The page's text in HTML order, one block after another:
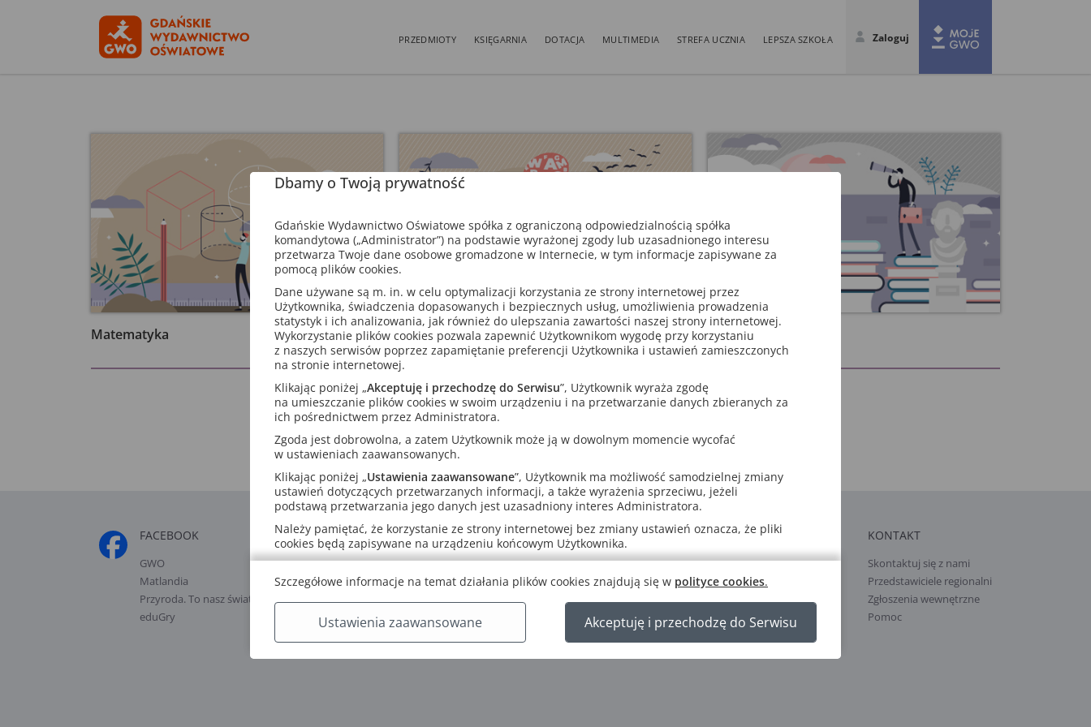
PRZEDMIOTY KSIĘGARNIA DOTACJA MULTIMEDIA STREFA UCZNIA LEPSZA SZKOŁA Zaloguj
Matematyka Język polski Historia
FACEBOOK
GWO
Matlandia
Przyroda. To nasz świat
eduGry
POLECANE STRONY
Szkolenia Akademii GWO
Blog GWO
Labirynty wiedzy
Programy komputerowe GWO
O NAS
Historia GWO
Kodeks Dobrych Praktyk
Pod patronatem
WSPÓŁPRACA Z GWO
Zostań autorem
Praca
Dla księgarni i hurtowni
KONTAKT
Skontaktuj się z nami
Przedstawiciele regionalni
Zgłoszenia wewnętrzne
Pomoc
Dbamy o Twoją prywatność
Gdańskie Wydawnictwo Oświatowe spółka z ograniczoną odpowiedzialnością spółka
komandytowa („Administrator”) na podstawie wyrażonej zgody lub uzasadnionego interesu
przetwarza Twoje dane osobowe gromadzone w Internecie, w tym informacje zapisywane za
pomocą plików cookies.
Dane używane są m. in. w celu optymalizacji korzystania ze strony internetowej przez
Użytkownika, świadczenia dopasowanych i bezpiecznych usług, umożliwienia prowadzenia
statystyk i ich analizowania, jak również do ulepszania zawartości naszej strony internetowej.
Wykorzystanie plików cookies pozwala zapewnić Użytkownikom wygodę przy korzystaniu
z naszych serwisów poprzez zapamiętanie preferencji Użytkownika i ustawień zamieszczonych
na stronie internetowej.
Klikając poniżej „Akceptuję i przechodzę do Serwisu”, Użytkownik wyraża zgodę
na umieszczanie plików cookies w swoim urządzeniu i na przetwarzanie danych zbieranych za
ich pośrednictwem przez Administratora.
Zgoda jest dobrowolna, a zatem Użytkownik może ją w dowolnym momencie wycofać
w ustawieniach zaawansowanych.
Klikając poniżej „Ustawienia zaawansowane”, Użytkownik ma możliwość samodzielnej zmiany
ustawień dotyczących przetwarzanych informacji, a także wyrażenia sprzeciwu, jeżeli
podstawą przetwarzania jego danych jest uzasadniony interes Administratora.
Należy pamiętać, że korzystanie ze strony internetowej bez zmiany ustawień oznacza, że pliki
cookies będą zapisywane na urządzeniu końcowym Użytkownika.
Szczegółowe informacje na temat działania plików cookies znajdują się w polityce cookies.
Ustawienia zaawansowane Akceptuję i przechodzę do Serwisu